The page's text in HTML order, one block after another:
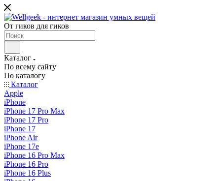
От гиков для гиков
Каталог
По всему сайту
По каталогу
Каталог
Apple
iPhone
iPhone 17 Pro Max
iPhone 17 Pro
iPhone 17
iPhone Air
iPhone 17e
iPhone 16 Pro Max
iPhone 16 Pro
iPhone 16 Plus